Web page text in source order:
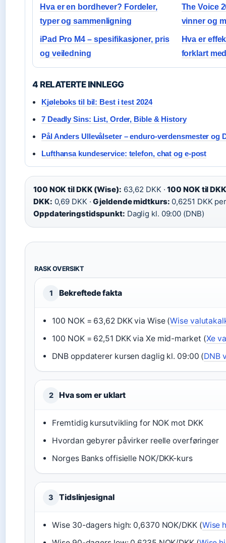
Hva er en bordhever? Fordeler,
typer og sammenligning
The Voice
vinner og
iPad Pro M4 – spesifikasjoner, pris
og veiledning
Hva er
forklart
4 RELATERTE INNLEGG
Kjøleboks til bil: Best i test 2024
7 Deadly Sins: List, Order, Bible & History
Pål Anders Ullevålseter – enduro-verdensmester og
Lufthansa kundeservice: telefon, chat og e-post
100 NOK til DKK (Wise): 63,62 DKK ·100 NOK til
DKK: 0,69 DKK ·Gjeldende midtkurs: 0,6251 DKK
Oppdateringstidspunkt: Daglig kl. 09:00 (DNB)
RASK OVERSIKT
1 Bekreftede fakta
100 NOK = 63,62 DKK via Wise (Wise
100 NOK = 62,51 DKK via Xe mid-market (Xe
DNB oppdaterer kursen daglig kl. 09:00 (DNB
2 Hva som er uklart
Fremtidig kursutvikling for NOK mot DKK
Hvordan gebyrer påvirker reelle overføringer
Norges Banks offisielle NOK/DKK-kurs
3 Tidslinjesignal
Wise 30-dagers high: 0,6370 NOK/DKK (Wise